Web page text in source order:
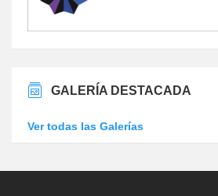
GALERÍA DESTACADA
Ver todas las Galerías